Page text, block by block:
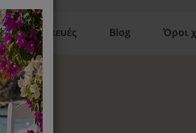
Επισκευές Blog Όροι
όλων των